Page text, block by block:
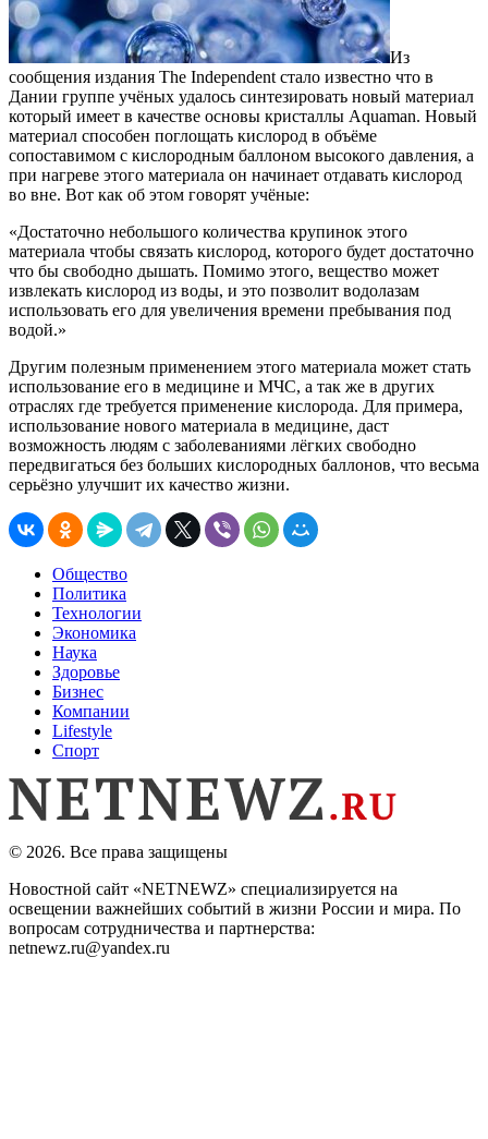
Из
сообщения издания The Independent стало известно что в
Дании группе учёных удалось синтезировать новый материал
который имеет в качестве основы кристаллы Aquaman. Новый
материал способен поглощать кислород в объёме
сопоставимом с кислородным баллоном высокого давления, а
при нагреве этого материала он начинает отдавать кислород
во вне. Вот как об этом говорят учёные:
«Достаточно небольшого количества крупинок этого
материала чтобы связать кислород, которого будет достаточно
что бы свободно дышать. Помимо этого, вещество может
извлекать кислород из воды, и это позволит водолазам
использовать его для увеличения времени пребывания под
водой.»
Другим полезным применением этого материала может стать
использование его в медицине и МЧС, а так же в других
отраслях где требуется применение кислорода. Для примера,
использование нового материала в медицине, даст
возможность людям с заболеваниями лёгких свободно
передвигаться без больших кислородных баллонов, что весьма
серьёзно улучшит их качество жизни.
Общество
Политика
Технологии
Экономика
Наука
Здоровье
Бизнес
Компании
Lifestyle
Спорт
© 2026. Все права защищены
Новостной сайт «NETNEWZ» специализируется на
освещении важнейших событий в жизни России и мира. По
вопросам сотрудничества и партнерства:
netnewz.ru@yandex.ru